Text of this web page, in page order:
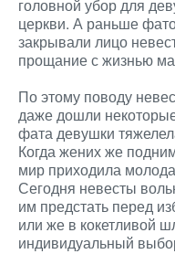
головной убор для
церкви. А раньше
закрывали лицо
прощание с жизнью
По этому поводу
даже дошли
фата девушки
Когда жених же
мир приходила
Сегодня невесты
им предстать перед
или же в кокетливой
индивидуальный